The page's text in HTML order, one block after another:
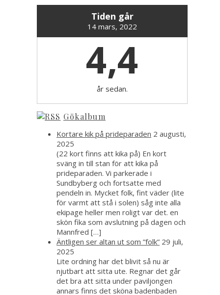
Tiden går
14 mars, 2022
4,4
år sedan.
Gökalbum
Kortare kik på prideparaden 2 augusti,
2025
(22 kort finns att kika på) En kort
sväng in till stan för att kika på
prideparaden. Vi parkerade i
Sundbyberg och fortsatte med
pendeln in. Mycket folk, fint väder (lite
för varmt att stå i solen) såg inte alla
ekipage heller men roligt var det. en
skön fika som avslutning på dagen och
Mannfred […]
Äntligen ser altan ut som ”folk” 29 juli,
2025
Lite ordning har det blivit så nu är
njutbart att sitta ute. Regnar det går
det bra att sitta under paviljongen
annars finns det sköna badenbaden